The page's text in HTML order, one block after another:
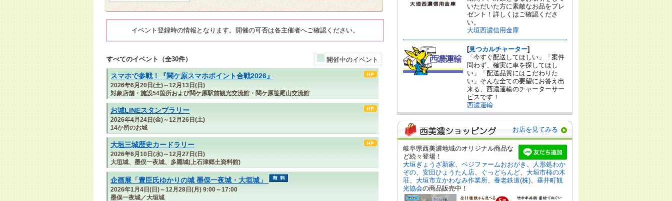
イベント登録時の情報となります。開催の可否は各主催者へご確認ください。
すべてのイベント（全30件） 開催中のイベント
スマホで参戦！『関ケ原スマホポイント合戦2026』
2026年6月20日(土)～12月13日(日)
対象店舗・施設54箇所および関ケ原駅前観光交流館・関ケ原笹尾山交流館
お城LINEスタンプラリー
2026年4月24日(金)～12月26日(土)
14か所のお城
大垣三城歴史カードラリー
2026年6月10日(水)～12月27日(日)
大垣城、墨俣一夜城、多羅城(上石津郷土資料館)
企画展「豊臣氏ゆかりの城 墨俣一夜城・大垣城」
2026年1月4日(日)～12月28日(月) 9:00～17:00
墨俣一夜城／大垣城